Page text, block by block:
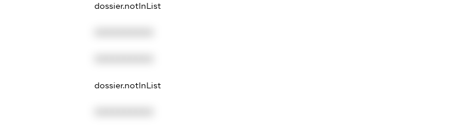
dossier.notInList
dossier.notInList